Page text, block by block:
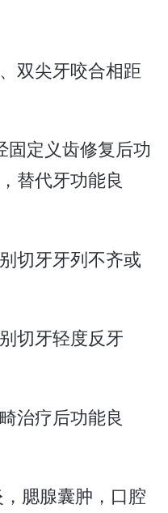
双尖牙咬合相距
固定义齿修复后功
替代牙功能良
切牙牙列不齐或
切牙轻度反牙
治疗后功能良
腮腺囊肿，口腔